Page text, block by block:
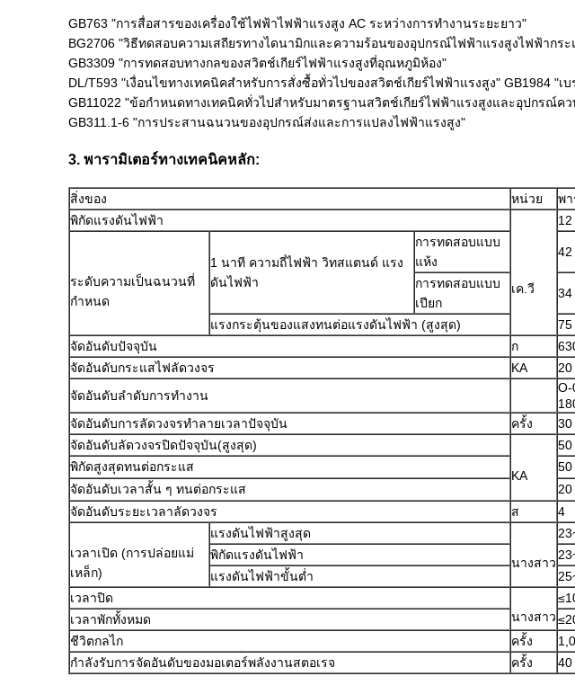
GB763 "การสื่อสารของเครื่องใช้ไฟฟ้าไฟฟ้าแรงสูง AC ระหว่างการทำงานระยะยาว"
BG2706 "วิธีทดสอบความเสถียรทางไดนามิกและความร้อนของอุปกรณ์ไฟฟ้าแรงสูงไฟฟ้ากร
GB3309 "การทดสอบทางกลของสวิตช์เกียร์ไฟฟ้าแรงสูงที่อุณหภูมิห้อง"
DL/T593 "เงื่อนไขทางเทคนิคสำหรับการสั่งซื้อทั่วไปของสวิตช์เกียร์ไฟฟ้าแรงสูง" GB1984 "เ
GB11022 "ข้อกำหนดทางเทคนิคทั่วไปสำหรับมาตรฐานสวิตช์เกียร์ไฟฟ้าแรงสูงและอุปกรณ์ค
GB311.1-6 "การประสานฉนวนของอุปกรณ์ส่งและการแปลงไฟฟ้าแรงสูง"
3. พารามิเตอร์ทางเทคนิคหลัก:
สิ่งของ หน่วย
พา
พิกัดแรงดันไฟฟ้า
เค.วี
12
ระดับความเป็นฉนวนที่
กำหนด
1 นาที ความถี่ไฟฟ้า วิทสแตนด์ แรง
ดันไฟฟ้า
การทดสอบแบบ
แห้ง
42
การทดสอบแบบ
เปียก
34
แรงกระตุ้นของแสงทนต่อแรงดันไฟฟ้า (สูงสุด)
75
จัดอันดับปัจจุบัน
ก
จัดอันดับกระแสไฟลัดวงจร
KA 20
จัดอันดับลำดับการทำงาน
O-
จัดอันดับการลัดวงจรทำลายเวลาปัจจุบัน
ครั้ง
30
จัดอันดับลัดวงจรปิดปัจจุบัน(สูงสุด)
KA
50
พิกัดสูงสุดทนต่อกระแส
50
จัดอันดับเวลาสั้น ๆ ทนต่อกระแส
20
จัดอันดับระยะเวลาลัดวงจร
ส 4
เวลาเปิด (การปล่อยแม่
เหล็ก)
แรงดันไฟฟ้าสูงสุด
นางสาว
พิกัดแรงดันไฟฟ้า
แรงดันไฟฟ้าขั้นต่ำ
เวลาปิด
นางสาว
เวลาพักทั้งหมด
ชีวิตกลไก
ครั้ง
กำลังรับการจัดอันดับของมอเตอร์พลังงานสตอเรจ
ครั้ง 40